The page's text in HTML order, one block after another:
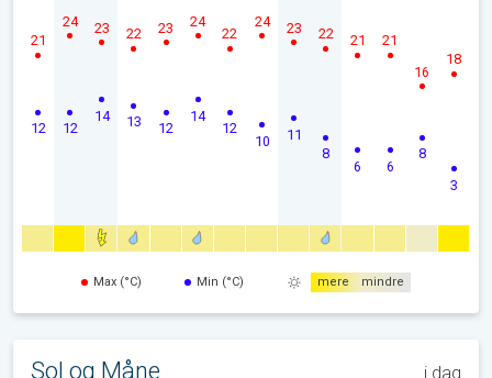
12
21
12
24
14
23
13
22
12
23
14
24
12
22
10
24
11
23
8
22
6
21
6
21
8
16
3
18
Max (°C) Min (°C) mere mindre
Sol og Måne i dag